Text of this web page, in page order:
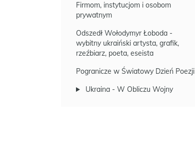
Firmom, instytucjom i osobom
prywatnym
Odszedł Wołodymyr Łoboda -
wybitny ukraiński artysta, grafik,
rzeźbiarz, poeta, eseista
Pogranicze w Światowy Dzień Poezji
Ukraina - W Obliczu Wojny